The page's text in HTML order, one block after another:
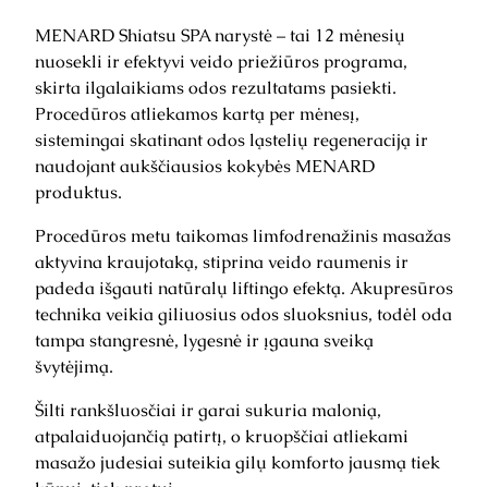
i
e
k
i
s
:
F
A
R
L
U
C
N
T
N
MENARD Shiatsu SPA narystė – tai 12 mėnesių
nuosekli ir efektyvi veido priežiūros programa,
skirta ilgalaikiams odos rezultatams pasiekti.
Procedūros atliekamos kartą per mėnesį,
sistemingai skatinant odos ląstelių regeneraciją ir
naudojant aukščiausios kokybės MENARD
produktus.
Procedūros metu taikomas limfodrenažinis masažas
aktyvina kraujotaką, stiprina veido raumenis ir
padeda išgauti natūralų liftingo efektą. Akupresūros
technika veikia giliuosius odos sluoksnius, todėl oda
tampa stangresnė, lygesnė ir įgauna sveiką
švytėjimą.
Šilti rankšluosčiai ir garai sukuria malonią,
atpalaiduojančią patirtį, o kruopščiai atliekami
masažo judesiai suteikia gilų komforto jausmą tiek